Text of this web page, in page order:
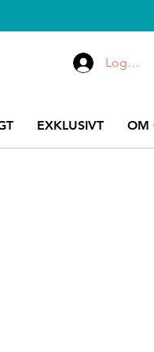
EXKLUSIVT OM
Logga